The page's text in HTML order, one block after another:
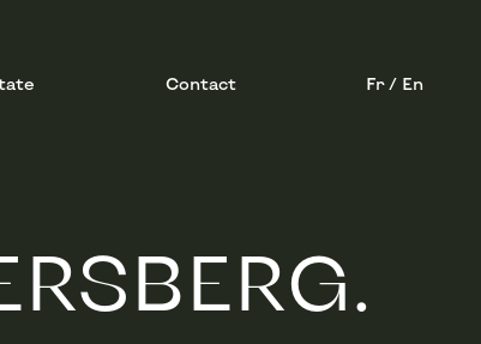
Contact Fr / En